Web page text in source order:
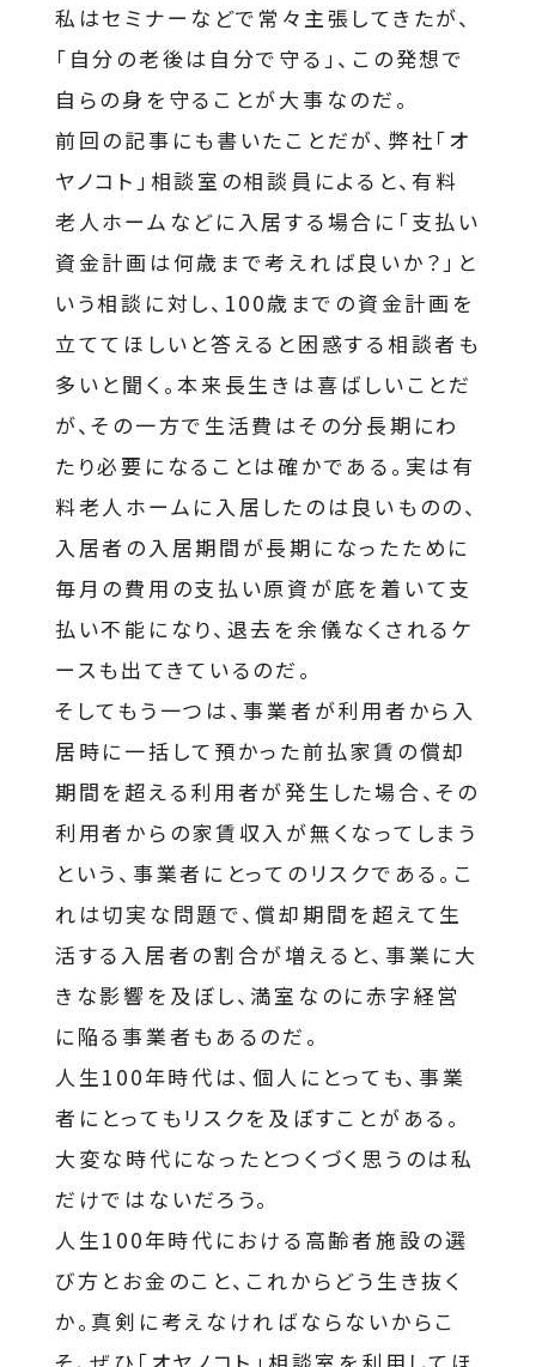
私はセミナーなどで常々主張してきたが、
「自分の老後は自分で守る」、この発想で
自らの身を守ることが大事なのだ。
前回の記事にも書いたことだが、弊社「オ
ヤノコト」相談室の相談員によると、有料
老人ホームなどに入居する場合に「支払い
資金計画は何歳まで考えれば良いか？」と
いう相談に対し、100歳までの資金計画を
立ててほしいと答えると困惑する相談者も
多いと聞く。本来長生きは喜ばしいことだ
が、その一方で生活費はその分長期にわ
たり必要になることは確かである。実は有
料老人ホームに入居したのは良いものの、
入居者の入居期間が長期になったために
毎月の費用の支払い原資が底を着いて支
払い不能になり、退去を余儀なくされるケ
ースも出てきているのだ。
そしてもう一つは、事業者が利用者から入
居時に一括して預かった前払家賃の償却
期間を超える利用者が発生した場合、その
利用者からの家賃収入が無くなってしまう
という、事業者にとってのリスクである。こ
れは切実な問題で、償却期間を超えて生
活する入居者の割合が増えると、事業に大
きな影響を及ぼし、満室なのに赤字経営
に陥る事業者もあるのだ。
人生100年時代は、個人にとっても、事業
者にとってもリスクを及ぼすことがある。
大変な時代になったとつくづく思うのは私
だけではないだろう。
人生100年時代における高齢者施設の選
び方とお金のこと、これからどう生き抜く
か。真剣に考えなければならないからこ